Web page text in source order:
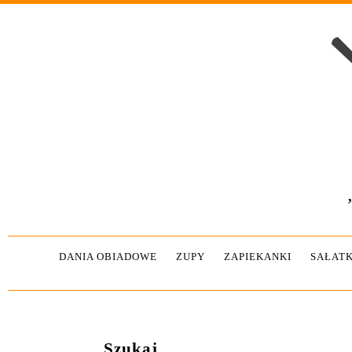
DANIA OBIADOWE ZUPY ZAPIEKANKI